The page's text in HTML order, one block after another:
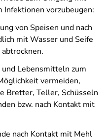
vorzubeugen:
von Speisen und nach
mit Wasser und Seife
Lebensmitteln zum
vermeiden,
Bretter, Teller, Schüsseln
bzw. nach Kontakt mit
nach Kontakt mit Mehl